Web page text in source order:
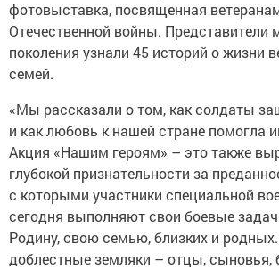
фотовыставка, посвященная
Отечественной войны. Представители
поколения узнали 45 историй о жизни
семей.
«Мы рассказали о том, как солдаты
и как любовь к нашей стране помогла
Акция «Нашим героям» – это также
глубокой признательности за
с которыми участники специальной
сегодня выполняют свои боевые
Родину, свою семью, близких и
доблестные земляки – отцы, сыновья,